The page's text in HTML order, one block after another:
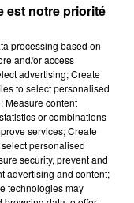
RÉNALE...
est notre priorité
processing based on
and/or access
advertising; Create
to select personalised
Measure content
or combinations
services; Create
personalised
security, prevent and
advertising and content;
technologies may